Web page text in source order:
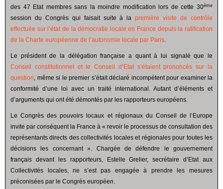
des 47 Etat membres sans la moindre modification lors de cette 30ème
session du Congrès qui faisait suite à lapremière visite de contrôle
effectuée sur l’état de la démocratie locale en France depuis la ratification
de la Charte européenne de l’autonomie locale par Paris.
Le président de la délégation française a quant à lui signalé que le
Conseil constitutionnel et le Conseil d’Etat s’étaient prononcés sur la
question, même si le premier s’était déclaré incompétent pour examiner la
conformité d’une loi avec un traité international. Autant d’éléments et
d’arguments qui ont été démontés par les rapporteurs européens.
Le Congrès des pouvoirs locaux et régionaux du Conseil de l’Europe
invite par conséquent la France à « revoir le processus de consultation des
représentants directs des collectivités locales et régionales pour toutes les
décisions les concernant ». Chargée de défendre le gouvernement
français devant les rapporteurs, Estelle Grelier, secrétaire d’Etat aux
Collectivités locales, ne s’est pas engagée à prendre les mesures
préconisées par le Congrès européen.